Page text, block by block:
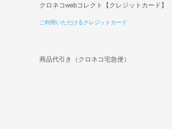
クロネコwebコレクト【クレジットカード】
ご利用いただけるクレジットカード
商品代引き（クロネコ宅急便）